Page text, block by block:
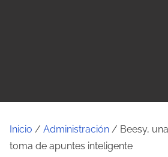
Inicio / Administración / Beesy,
toma de apuntes inteligente